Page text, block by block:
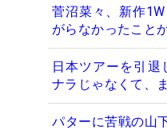
菅沼菜々、新作
がらなかったこと
日本ツアーを引
ナラじゃなくて、
パターに苦戦の山